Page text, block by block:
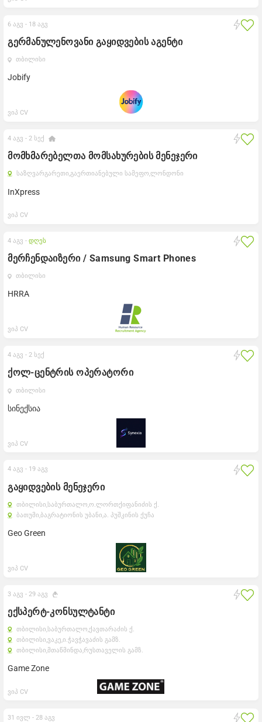
გერმანულენოვანი გაყიდვების აგენტი
თბილისი
Jobify
6 აგვ - 18 აგვ
ვიპ CV
მომხმარებელთა მომსახურების მენეჯერი
საზღვარგარეთი,გაერთიანებული სამეფო,ლონდონი
InXpress
4 აგვ -2 სექ
ვიპ CV
მერჩენდაიზერი / Samsung Smart Phones
თბილისი
HRRA
4 აგვ -დღეს
ვიპ CV
ქოლ-ცენტრის ოპერატორი
თბილისი
სინექსია
4 აგვ -2 სექ
ვიპ CV
გაყიდვების მენეჯერი
თბილისი,საბურთალო,ო.ლორთქიფანიძის ქ.
ბათუმი,ბაგრატიონის უბანი,ა. პუშკინის ქუჩა
Geo Green
4 აგვ - 19 აგვ
ვიპ CV
ექსპერტ-კონსულტანტი
თბილისი,საბურთალო,ქავთარაძის ქ.
თბილისი,ვაკე,ი.ჭავჭავაძის გამზ.
თბილისი,მთაწმინდა,რუსთაველის გამზ.
Game Zone
3 აგვ -29 აგვ
ვიპ CV
31 ივლ -28 აგვ